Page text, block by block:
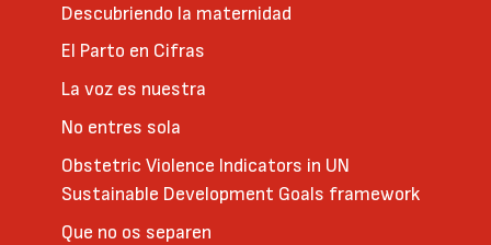
Descubriendo la maternidad
El Parto en Cifras
La voz es nuestra
No entres sola
Obstetric Violence Indicators in UN
Sustainable Development Goals framework
Que no os separen